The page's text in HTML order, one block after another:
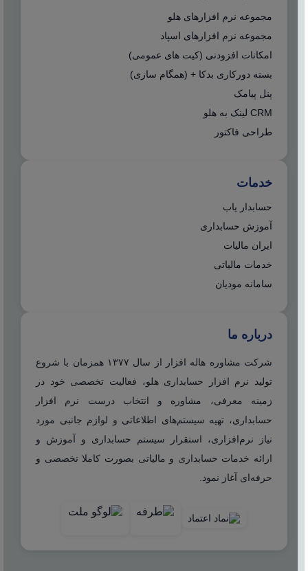
مجموعه نرم افزارهای هلو
مجموعه نرم افزارهای اسپاد
امکانات افزودنی (کیت های عمومی)
بسته دورکاری بدکا + (همگام سازی)
پنل پیامک
CRM لینک به هلو
طراحی فاکتور
خدمات
حسابدار یاب
آموزش حسابداری
ایران مالیات
خدمات مالیاتی
سامانه مودیان
درباره ما
شرکت مشاوره هاله افزار از سال ۱۳۷۷ همزمان با شروع
تولید نرم افزار حسابداری هلو، فعالیت تخصصی خود در
زمینه معرفی، مشاوره و انتخاب درست نرم افزار
حسابداری، تهیه سیستم‌های اطلاعاتی و لوازم جانبی مورد
نیاز نرم‌افزاری، استقرار سیستم حسابداری و آموزش و
ارائه خدمات حسابداری و مالیاتی بصورت کاملا تخصصی و
حرفه‌ای آغاز نمود.